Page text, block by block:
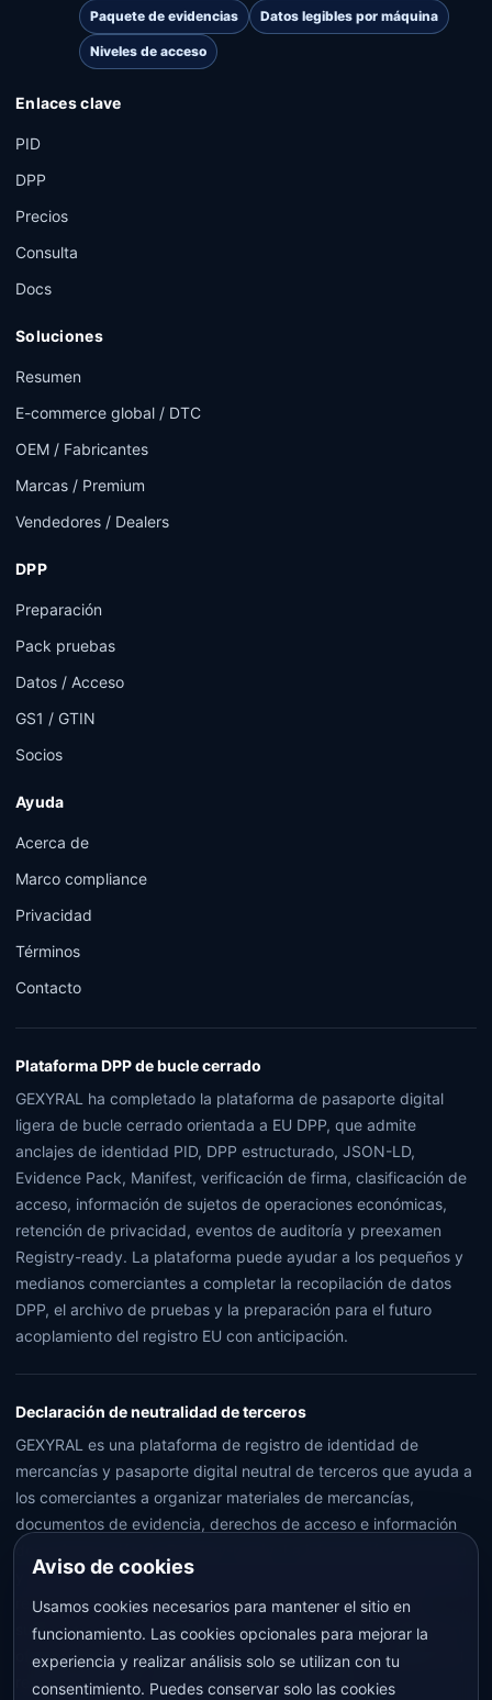
Paquete de evidencias Datos legibles por máquina
Niveles de acceso
Enlaces clave
PID
DPP
Precios
Consulta
Docs
Soluciones
Resumen
E-commerce global / DTC
OEM / Fabricantes
Marcas / Premium
Vendedores / Dealers
DPP
Preparación
Pack pruebas
Datos / Acceso
GS1 / GTIN
Socios
Ayuda
Acerca de
Marco compliance
Privacidad
Términos
Contacto
Plataforma DPP de bucle cerrado
GEXYRAL ha completado la plataforma de pasaporte digital
ligera de bucle cerrado orientada a EU DPP, que admite
anclajes de identidad PID, DPP estructurado, JSON-LD,
Evidence Pack, Manifest, verificación de firma, clasificación de
acceso, información de sujetos de operaciones económicas,
retención de privacidad, eventos de auditoría y preexamen
Registry-ready. La plataforma puede ayudar a los pequeños y
medianos comerciantes a completar la recopilación de datos
DPP, el archivo de pruebas y la preparación para el futuro
acoplamiento del registro EU con anticipación.
Declaración de neutralidad de terceros
GEXYRAL es una plataforma de registro de identidad de
mercancías y pasaporte digital neutral de terceros que ayuda a
los comerciantes a organizar materiales de mercancías,
documentos de evidencia, derechos de acceso e información
de preinspección de Registry-ready. La información registrada
y exhibida en la Plataforma no representa ningún resultado de
registro externo, no sustituye a las pruebas, certificación,
supervisión, experimentación judicial o conclusiones legales, ni
ofrece una garantía absoluta de la autenticidad, la calidad o el
resultado final de cumplimiento de los productos.
Aviso de cookies
Usamos cookies necesarios para mantener el sitio en
funcionamiento. Las cookies opcionales para mejorar la
experiencia y realizar análisis solo se utilizan con tu
consentimiento. Puedes conservar solo las cookies